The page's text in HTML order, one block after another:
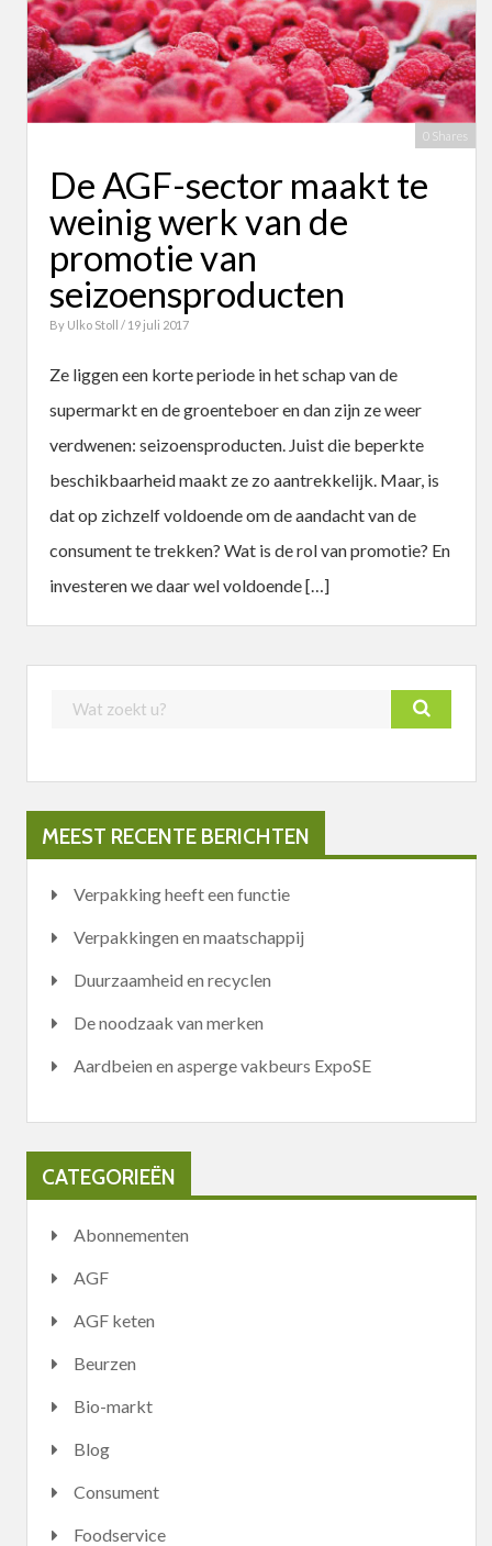
0 Shares
De AGF-sector maakt te
weinig werk van de
promotie van
seizoensproducten
By Ulko Stoll / 19 juli 2017
Ze liggen een korte periode in het schap van de
supermarkt en de groenteboer en dan zijn ze weer
verdwenen: seizoensproducten. Juist die beperkte
beschikbaarheid maakt ze zo aantrekkelijk. Maar, is
dat op zichzelf voldoende om de aandacht van de
consument te trekken? Wat is de rol van promotie? En
investeren we daar wel voldoende […]
MEEST RECENTE BERICHTEN
Verpakking heeft een functie
Verpakkingen en maatschappij
Duurzaamheid en recyclen
De noodzaak van merken
Aardbeien en asperge vakbeurs ExpoSE
CATEGORIEËN
Abonnementen
AGF
AGF keten
Beurzen
Bio-markt
Blog
Consument
Foodservice